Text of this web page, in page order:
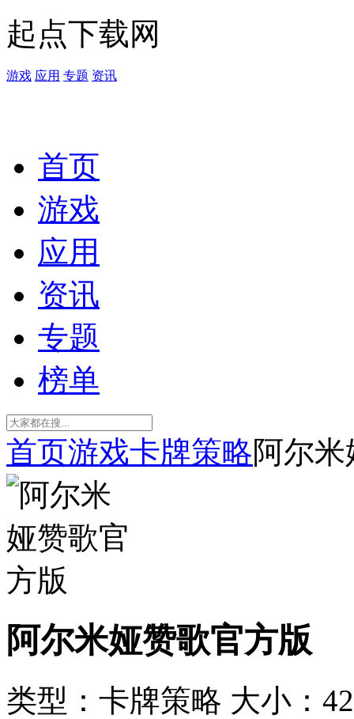
起点下载网
游戏 应用 专题 资讯
首页
游戏
应用
资讯
专题
榜单
首页游戏卡牌策略阿尔
阿尔米娅赞歌官方版
类型：卡牌策略 大小：